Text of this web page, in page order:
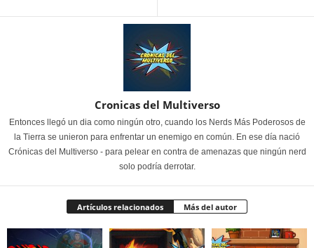
Cronicas del Multiverso
Entonces llegó un dia como ningún otro, cuando los Nerds Más Poderosos de
la Tierra se unieron para enfrentar un enemigo en común. En ese día nació
Crónicas del Multiverso - para pelear en contra de amenazas que ningún nerd
solo podría derrotar.
Artículos relacionados Más del autor